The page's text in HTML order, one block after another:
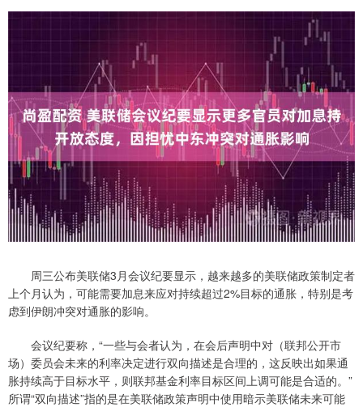
周三公布美联储3月会议纪要显示，越来越多的美联储政策制定者
上个月认为，可能需要加息来应对持续超过2%目标的通胀，特别是考
虑到伊朗冲突对通胀的影响。
会议纪要称，“一些与会者认为，在会后声明中对（联邦公开市
场）委员会未来的利率决定进行双向描述是合理的，这反映出如果通
胀持续高于目标水平，则联邦基金利率目标区间上调可能是合适的。”
所谓“双向描述”指的是在美联储政策声明中使用暗示美联储未来可能